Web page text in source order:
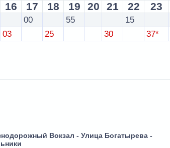
16 17 18 19 20 21 22 23
00 55 15
03 25 30 37*
Вокзал - Улица Богатырева -